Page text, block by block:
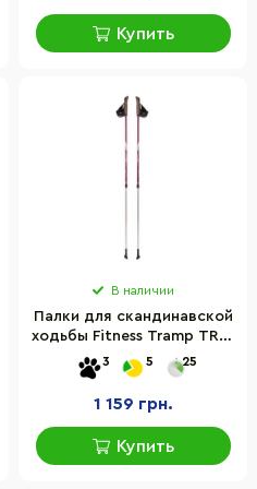
Купить
В наличии
Палки для скандинавской
ходьбы Fitness Tramp TRR-
011
3 5 25
1 159 грн.
Купить